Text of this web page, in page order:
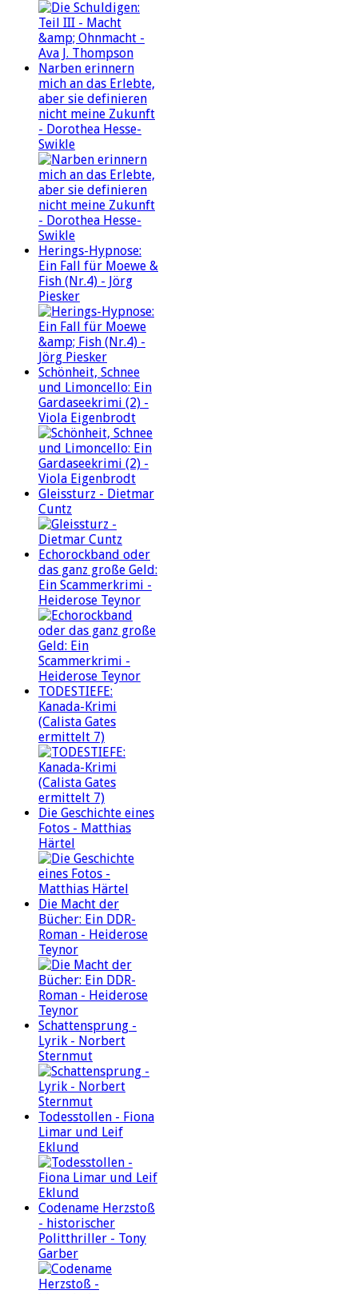
Narben erinnern
mich an das Erlebte,
aber sie definieren
nicht meine Zukunft
- Dorothea Hesse-
Swikle
Herings-Hypnose:
Ein Fall für Moewe &
Fish (Nr.4) - Jörg
Piesker
Schönheit, Schnee
und Limoncello: Ein
Gardaseekrimi (2) -
Viola Eigenbrodt
Gleissturz - Dietmar
Cuntz
Echorockband oder
das ganz große Geld:
Ein Scammerkrimi -
Heiderose Teynor
TODESTIEFE:
Kanada-Krimi
(Calista Gates
ermittelt 7)
Die Geschichte eines
Fotos - Matthias
Härtel
Die Macht der
Bücher: Ein DDR-
Roman - Heiderose
Teynor
Schattensprung -
Lyrik - Norbert
Sternmut
Todesstollen - Fiona
Limar und Leif
Eklund
Codename Herzstoß
- historischer
Politthriller - Tony
Garber